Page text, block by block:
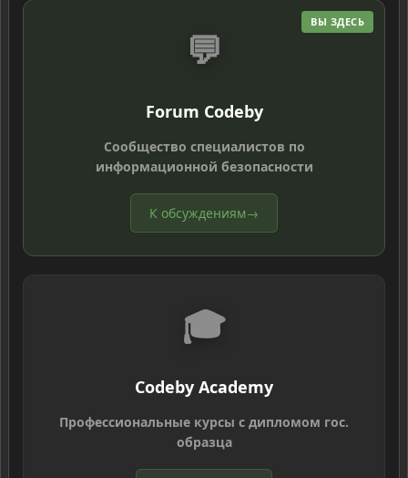
ВЫ ЗДЕСЬ
💬
Forum Codeby
Сообщество специалистов по
информационной безопасности
К обсуждениям→
🎓
Codeby Academy
Профессиональные курсы с дипломом гос.
образца